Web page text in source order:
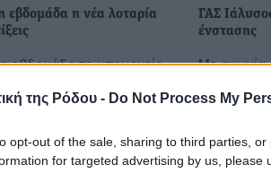
της Ρόδου - Do Not Process My
opt-out of the sale, sharing to third parties,
for targeted advertising by us, please
εβδομάδα η νέα λοταρία
εβδομάδα το υπουργείο
Αρχή Δημοσίων Εσόδων
κλήρωση με βάση
ΓΑΣ
ένστασης
Με αγωνία
καθώς
της ΕΠΟ